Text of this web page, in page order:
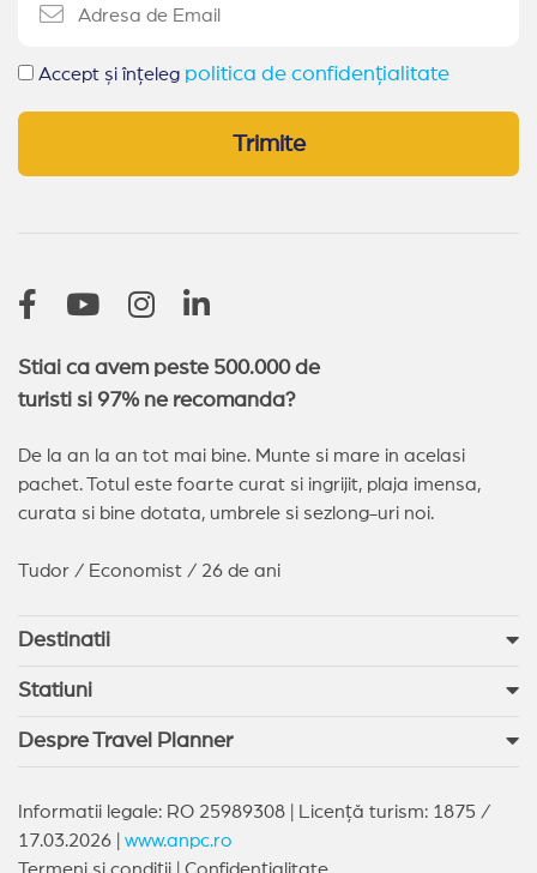
Accept și înțeleg politica de confidențialitate
Trimite
Stiai ca avem peste 500.000 de
turisti si 97% ne recomanda?
De la an la an tot mai bine. Munte si mare in acelasi
pachet. Totul este foarte curat si ingrijit, plaja imensa,
curata si bine dotata, umbrele si sezlong-uri noi.
Tudor / Economist / 26 de ani
Destinatii
Statiuni
Despre Travel Planner
Informatii legale: RO 25989308 | Licență turism: 1875 /
17.03.2026 | www.anpc.ro
Termeni si condiții | Confidențialitate